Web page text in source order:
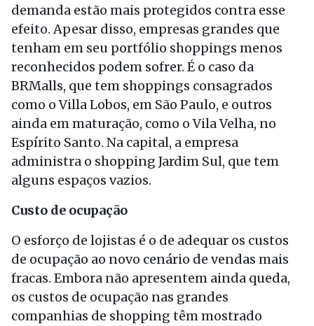
demanda estão mais protegidos contra esse
efeito. Apesar disso, empresas grandes que
tenham em seu portfólio shoppings menos
reconhecidos podem sofrer. É o caso da
BRMalls, que tem shoppings consagrados
como o Villa Lobos, em São Paulo, e outros
ainda em maturação, como o Vila Velha, no
Espírito Santo. Na capital, a empresa
administra o shopping Jardim Sul, que tem
alguns espaços vazios.
Custo de ocupação
O esforço de lojistas é o de adequar os custos
de ocupação ao novo cenário de vendas mais
fracas. Embora não apresentem ainda queda,
os custos de ocupação nas grandes
companhias de shopping têm mostrado